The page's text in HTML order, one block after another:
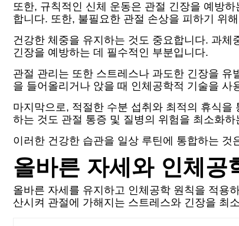
또한, 규칙적인 신체 운동은 관절 긴장을 예방
합니다. 또한, 불필요한 관절 손상을 피하기 위
건강한 체중을 유지하는 것도 중요합니다. 과
긴장을 예방하는 데 필수적인 부분입니다.
관절 관리는 또한 스트레스나 과도한 긴장을
을 들어올리거나 앉을 때 인체공학적 기술을
마지막으로, 적절한 수분 섭취와 최적의 휴식
하는 것도 관절 통증 및 질병의 위험을 최소화하
이러한 건강한 습관을 일상 루틴에 통합하는
올바른 자세와 인체공
올바른 자세를 유지하고 인체공학 원칙을 적용
산시켜 관절에 가해지는 스트레스와 긴장을 최